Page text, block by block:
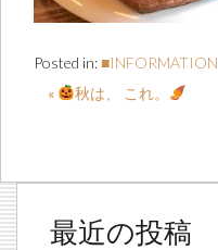
Posted in:■INFORMATION
«
秋は、 これ。
最近の投稿